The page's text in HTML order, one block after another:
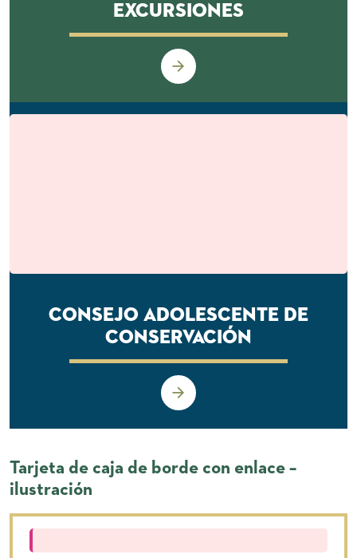
Excursiones
Consejo Adolescente de
Conservación
Tarjeta de caja de borde con enlace –
ilustración